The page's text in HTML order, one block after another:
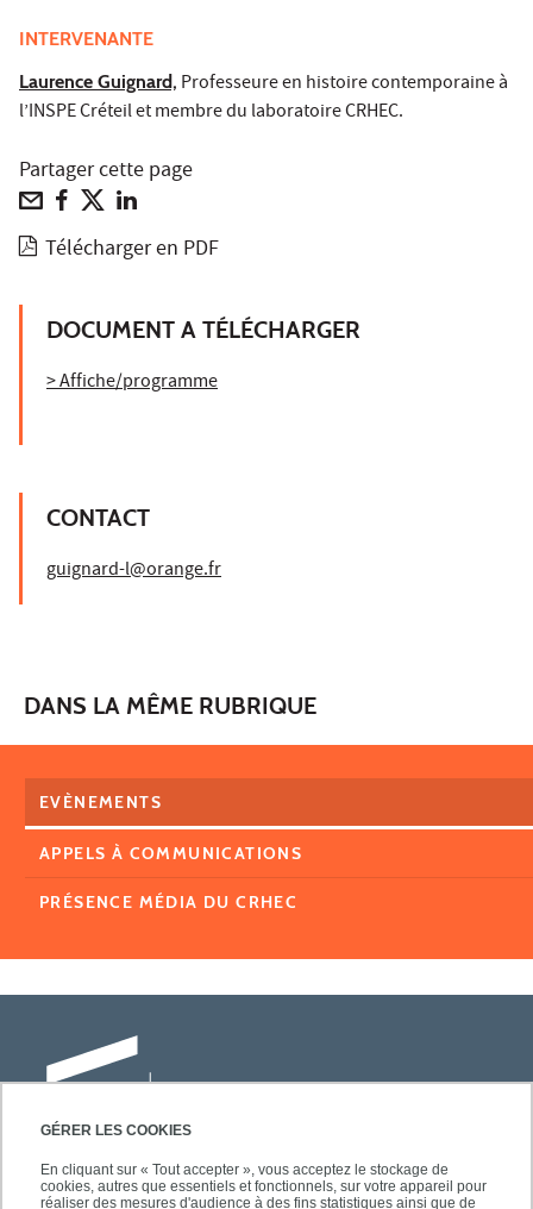
GÉRER LES COOKIES
En cliquant sur « Tout accepter », vous acceptez le stockage de
cookies, autres que essentiels et fonctionnels, sur votre appareil pour
réaliser des mesures d'audience à des fins statistiques ainsi que de
INTERVENANTE
Laurence Guignard, Professeure en histoire contemporaine à
l’INSPE Créteil et membre du laboratoire CRHEC.
Partager cette page
Télécharger en PDF
DOCUMENT A TÉLÉCHARGER
> Affiche/programme
CONTACT
guignard-l@orange.fr
DANS LA MÊME RUBRIQUE
EVÈNEMENTS
APPELS À COMMUNICATIONS
PRÉSENCE MÉDIA DU CRHEC
Université Paris-Est Créteil